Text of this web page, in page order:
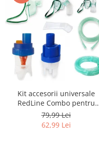
Kit accesorii universale
RedLine Combo pentru
aparatele de aerosoli cu
compresor, 2 pahare de
nebulizare, furtun 6m si 2m
79,99 Lei
62,99 Lei